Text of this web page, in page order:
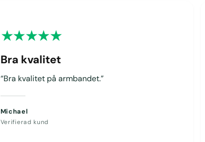
Bra kvalitet
“Bra kvalitet på armbandet.”
Michael
Verifierad kund